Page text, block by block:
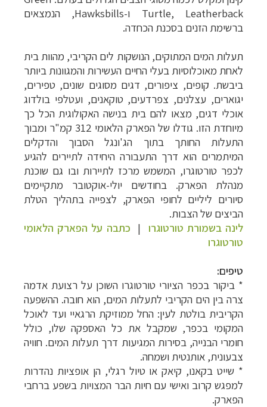
Turtle, Leatherback ו-Hawksbills, הנמצאים
ברשימת הזנים בסכנת הכחדה.
תעלות המים המתוקים, הנושקות לים הקריבי, מהוות בית
לאחת מאוכלוסיות בעלי החיים העשירות והמגוונות ביותר
ביבשת. קופים, ציפורים, דגים מסוגים שונים, טפירים,
יגוארים, עצלנים, צפרדעים, טוקאנים, ועטלפי בולדוג
אוכלי דגים, מצאו להם בית בנישה האקולוגית הכל כך
מיוחדת הזו. גודלו של הפארק הלאומי 312 קמ"ר ומבוך
התעלות החותך בתוך הג'ונגל הסבוך והדקלים
המיתמרים הוא דרך התעבורה היחידה לתיירים להגיע
לכפר טורטוגרו, המשמש מרכז לתיירות ובו גם שוכנת
מנהלת הפארק. בחודשים יולי-אוקטובר מתקיימים
סיורים ליליים לחופי הפארק, לצפייה בתהליך הטלת
הביצים של הצבות.
לינה בשמורת טורטוגרו | כתבה על הפארק הלאומי
טורטוגרו
טיפים:
* ביקור בכפר הציורי טורטוגרו השוכן על רצועת אדמה
צרה בין הים הקריבי לתעלות המים, הוא חובה. ההשפעה
הקריבית בולטת לעין: החל ממוזיקת הרגאיי ועד לאוכל
המקומי בכפר, שמקבל את כל האספקה שלו, כולל
חומרי הבנייה, בסירות המגיעות דרך תעלות המים. חוויה
צבעונית, אותנטית ושמחה.
* שייט בקאנו, קיאק או טיול רגלי, הן אופציות נהדרות
למפגש קרוב ואישי עם חיות הבר המצויות בשפע ברחבי
הפארק.